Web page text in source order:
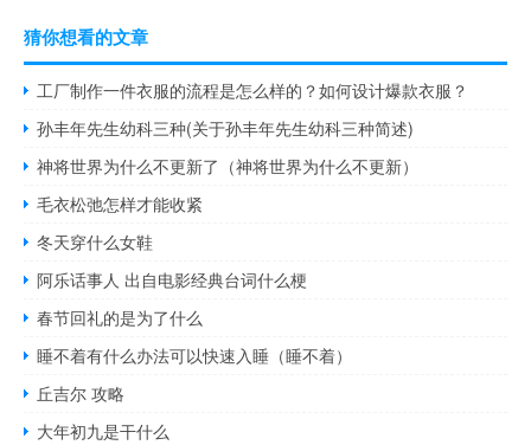
猜你想看的文章
工厂制作一件衣服的流程是怎么样的？如何设计爆款衣服？
孙丰年先生幼科三种(关于孙丰年先生幼科三种简述)
神将世界为什么不更新了（神将世界为什么不更新）
毛衣松弛怎样才能收紧
冬天穿什么女鞋
阿乐话事人 出自电影经典台词什么梗
春节回礼的是为了什么
睡不着有什么办法可以快速入睡（睡不着）
丘吉尔 攻略
大年初九是干什么